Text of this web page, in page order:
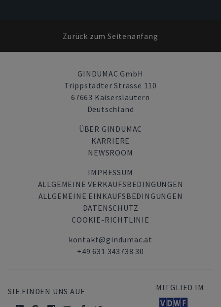
Zurück zum Seitenanfang
GINDUMAC GmbH
Trippstadter Strasse 110
67663 Kaiserslautern
Deutschland
ÜBER GINDUMAC
KARRIERE
NEWSROOM
IMPRESSUM
ALLGEMEINE VERKAUFSBEDINGUNGEN
ALLGEMEINE EINKAUFSBEDINGUNGEN
DATENSCHUTZ
COOKIE-RICHTLINIE
kontakt@gindumac.at
+49 631 343738 30
SIE FINDEN UNS AUF MITGLIED IM